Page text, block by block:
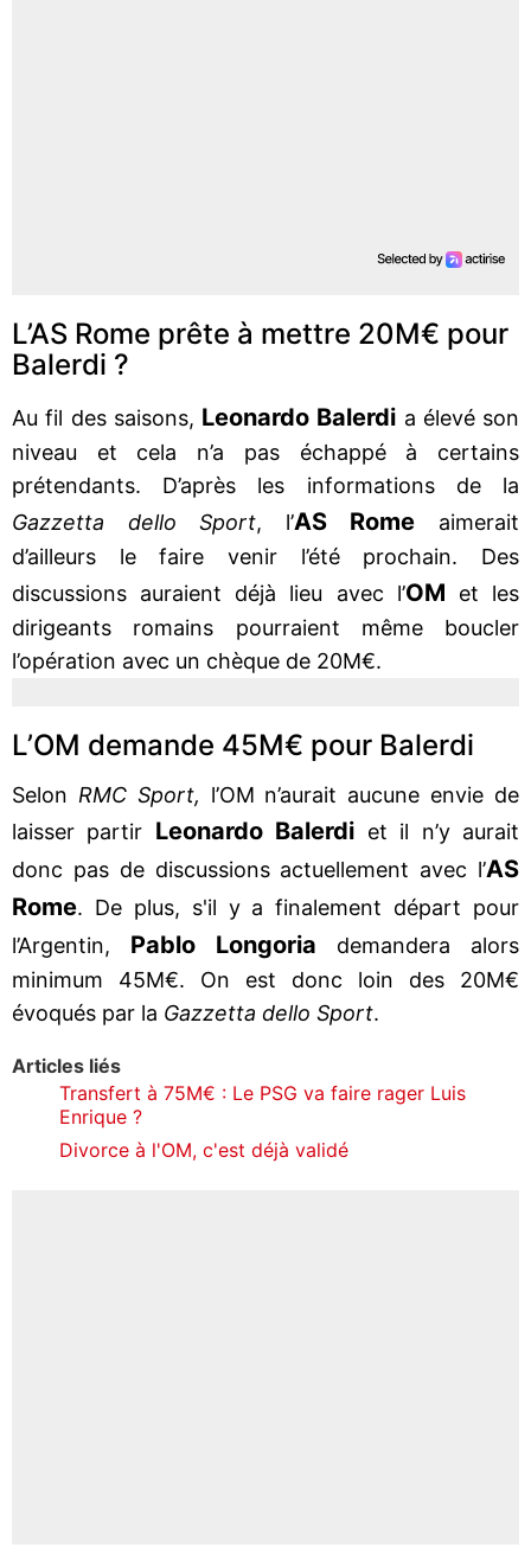
L’AS Rome prête à mettre 20M€ pour
Balerdi ?
Au fil des saisons, Leonardo Balerdi a élevé son
niveau et cela n’a pas échappé à certains
prétendants. D’après les informations de la
Gazzetta dello Sport, l’AS Rome aimerait
d’ailleurs le faire venir l’été prochain. Des
discussions auraient déjà lieu avec l’OM et les
dirigeants romains pourraient même boucler
l’opération avec un chèque de 20M€.
L’OM demande 45M€ pour Balerdi
Selon RMC Sport, l’OM n’aurait aucune envie de
laisser partir Leonardo Balerdi et il n’y aurait
donc pas de discussions actuellement avec l’AS
Rome. De plus, s'il y a finalement départ pour
l’Argentin, Pablo Longoria
demandera alors
minimum 45M€. On est donc loin des 20M€
évoqués par la Gazzetta dello Sport.
Articles liés
Transfert à 75M€ : Le PSG va faire rager Luis
Enrique ?
Divorce à l'OM, c'est déjà validé